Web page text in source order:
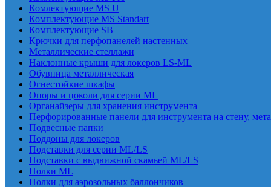
Комлектующие MS U
Комплектующие MS Standart
Комплектующие SB
Крючки для перфопанелей настенных
Металлические стеллажи
Наклонные крыши для локеров LS-ML
Обувница металлическая
Огнестойкие шкафы
Опоры и цоколи для серии ML
Органайзеры для хранения инструмента
Перфорированные панели для инструмента на стену,
Подвесные папки
Поддоны для локеров
Подставки для серии ML/LS
Подставки с выдвижной скамьей ML/LS
Полки ML
Полки для аэрозольных баллончиков